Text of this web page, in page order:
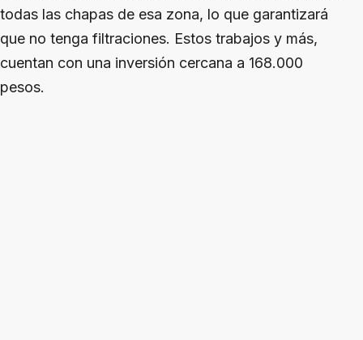
todas las chapas de esa zona, lo que garantizará
que no tenga filtraciones. Estos trabajos y más,
cuentan con una inversión cercana a 168.000
pesos.